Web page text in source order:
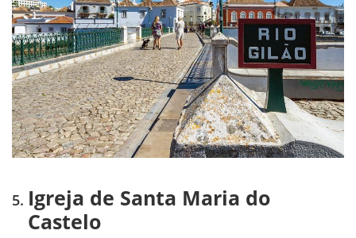
Igreja de Santa Maria do
Castelo